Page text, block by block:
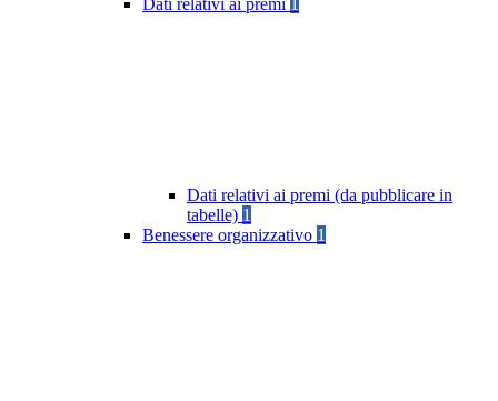
Dati relativi ai premi
Dati relativi ai premi (da pubblicare in
tabelle) 1
Benessere organizzativo 1